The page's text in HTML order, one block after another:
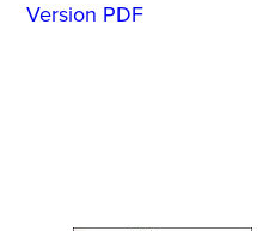
Version PDF